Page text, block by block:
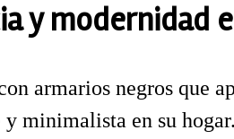
y modernidad
armarios negros que
minimalista en su